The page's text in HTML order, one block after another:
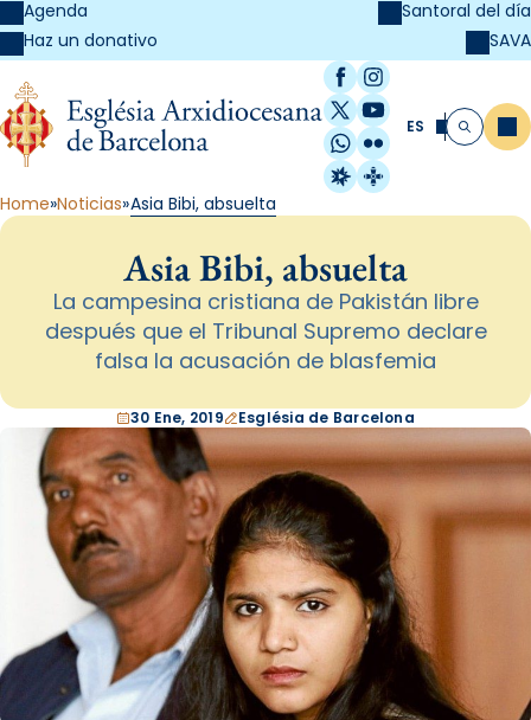
Agenda
Haz un donativo
Santoral del día
SAVA
Facebook
Instagram
X / Twitter
YouTube
WhatsApp
Flickr
Radio Estel
Catalunya
ES Buscar
Home Noticias Asia Bibi, absuelta
Asia Bibi, absuelta
La campesina cristiana de Pakistán libre
después que el Tribunal Supremo declare
falsa la acusación de blasfemia
30 Ene, 2019 Església de Barcelona